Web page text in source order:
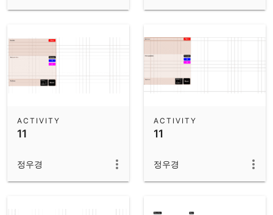
11
ACTIVITY
정우경
11
ACTIVITY
정우경